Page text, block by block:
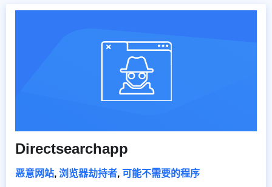
Directsearchapp
恶意网站, 浏览器劫持者, 可能不需要的程序